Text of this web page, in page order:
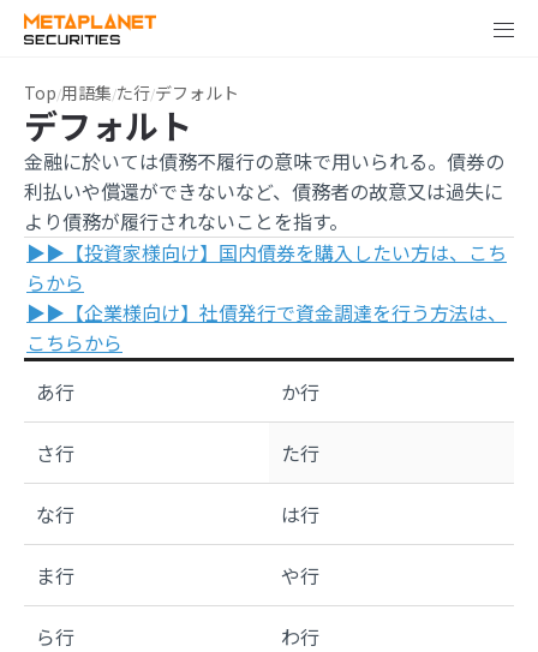
Top 用語集 た行 デフォルト
デフォルト
金融に於いては債務不履行の意味で用いられる。債券の
利払いや償還ができないなど、債務者の故意又は過失に
より債務が履行されないことを指す。
▶▶【投資家様向け】国内債券を購入したい方は、こち
らから
▶▶【企業様向け】社債発行で資金調達を行う方法は、
こちらから
あ行
か行
さ行 た行
な行 は行
ま行 や行
ら行 わ行